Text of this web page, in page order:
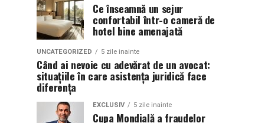
Ce înseamnă un sejur
confortabil într-o cameră de
hotel bine amenajată
UNCATEGORIZED 5 zile inainte
Când ai nevoie cu adevărat de un avocat:
situațiile în care asistența juridică face
diferența
EXCLUSIV 5 zile inainte
Cupa Mondială a fraudelor